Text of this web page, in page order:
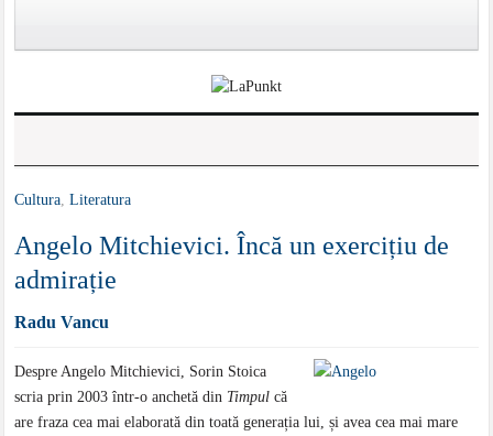
Cultura,Literatura
Angelo Mitchievici. Încă un exercițiu de
admirație
Radu Vancu
Despre Angelo Mitchievici , Sorin Stoica
scria prin 2003 într-o anchetă din Timpul că
are fraza cea mai elaborată din toată generația lui, și avea cea mai mare